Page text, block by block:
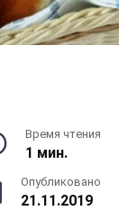
Время чтения
1 мин.
Опубликовано
21.11.2019